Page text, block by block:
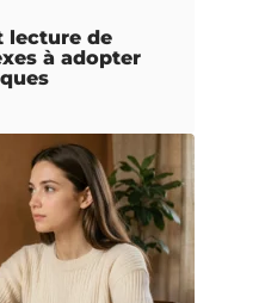
lecture de
à adopter